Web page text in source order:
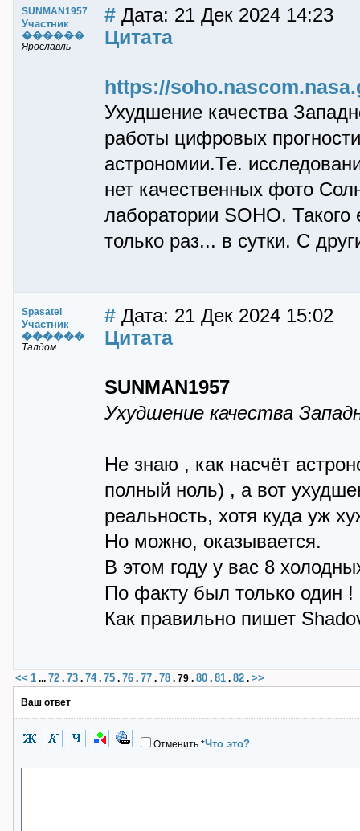
SUNMAN1957
Участник
������
Ярославль
# Дата: 21 Дек 2024 14:23
Цитата
https://
Ухудшение качества
работы цифровых
астрономии.Те.
нет качественных фото
лаборатории SOHO.
только раз... в сутки. С
Spasatel
Участник
������
Талдом
# Дата: 21 Дек 2024 15:02
Цитата
SUNMAN1957
Ухудшение качества
Не знаю , как насчёт
полный ноль) , а вот
реальность, хотя куда уж
Но можно, оказывается.
В этом году у вас 8
По факту был только один !
Как правильно пишет
<< 1 ... 72 . 73 . 74. 75 . 76 . 77 . 78 . 79 . 80 . 81 . 82 . >>
Ваш ответ
Отменить *Что это?